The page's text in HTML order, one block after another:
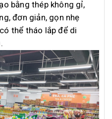
bằng thép không gỉ,
đơn giản, gọn nhẹ
thể tháo lắp để di